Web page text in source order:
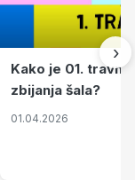
Kako je 01.
zbijanja šala?
01.04.2026
›